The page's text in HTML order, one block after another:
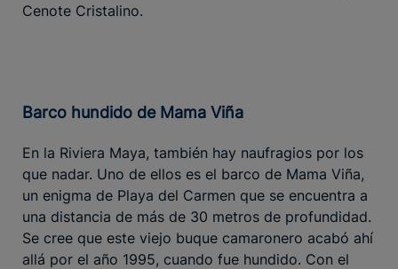
Cenote Cristalino.
Barco hundido de Mama Viña
En la Riviera Maya, también hay naufragios por los
que nadar. Uno de ellos es el barco de Mama Viña,
un enigma de Playa del Carmen que se encuentra a
una distancia de más de 30 metros de profundidad.
Se cree que este viejo buque camaronero acabó ahí
allá por el año 1995, cuando fue hundido. Con el